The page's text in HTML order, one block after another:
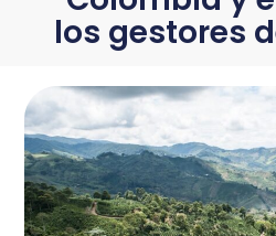
los gestores